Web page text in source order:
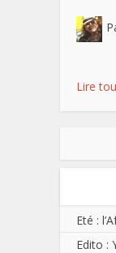
Lire
Eté :
Edito :